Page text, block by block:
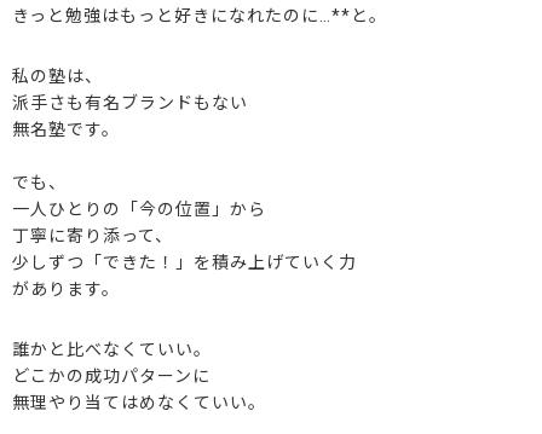
きっと勉強はもっと好きになれたのに…**と。
私の塾は、
派手さも有名ブランドもない
無名塾です。
でも、
一人ひとりの「今の位置」から
丁寧に寄り添って、
少しずつ「できた！」を積み上げていく力
があります。
誰かと比べなくていい。
どこかの成功パターンに
無理やり当てはめなくていい。